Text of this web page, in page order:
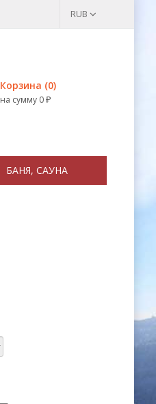
RUB
Корзина (0)
на сумму 0 ₽
БАНЯ, САУНА